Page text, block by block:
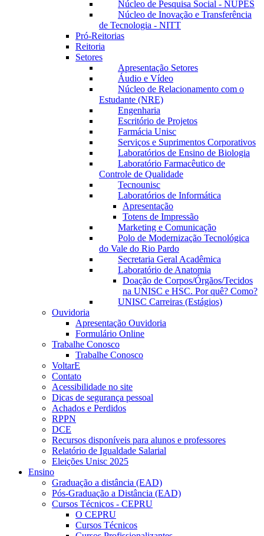
Núcleo de Pesquisa Social - NUPES
Núcleo de Inovação e Transferência
de Tecnologia - NITT
Pró-Reitorias
Reitoria
Setores
Apresentação Setores
Áudio e Vídeo
Núcleo de Relacionamento com o
Estudante (NRE)
Engenharia
Escritório de Projetos
Farmácia Unisc
Serviços e Suprimentos Corporativos
Laboratórios de Ensino de Biologia
Laboratório Farmacêutico de
Controle de Qualidade
Tecnounisc
Laboratórios de Informática
Apresentação
Totens de Impressão
Marketing e Comunicação
Polo de Modernização Tecnológica
do Vale do Rio Pardo
Secretaria Geral Acadêmica
Laboratório de Anatomia
Doação de Corpos/Órgãos/Tecidos
na UNISC e HSC. Por quê? Como?
UNISC Carreiras (Estágios)
Ouvidoria
Apresentação Ouvidoria
Formulário Online
Trabalhe Conosco
Trabalhe Conosco
VoltarE
Contato
Acessibilidade no site
Dicas de segurança pessoal
Achados e Perdidos
RPPN
DCE
Recursos disponíveis para alunos e professores
Relatório de Igualdade Salarial
Eleições Unisc 2025
Ensino
Graduação a distância (EAD)
Pós-Graduação a Distância (EAD)
Cursos Técnicos - CEPRU
O CEPRU
Cursos Técnicos